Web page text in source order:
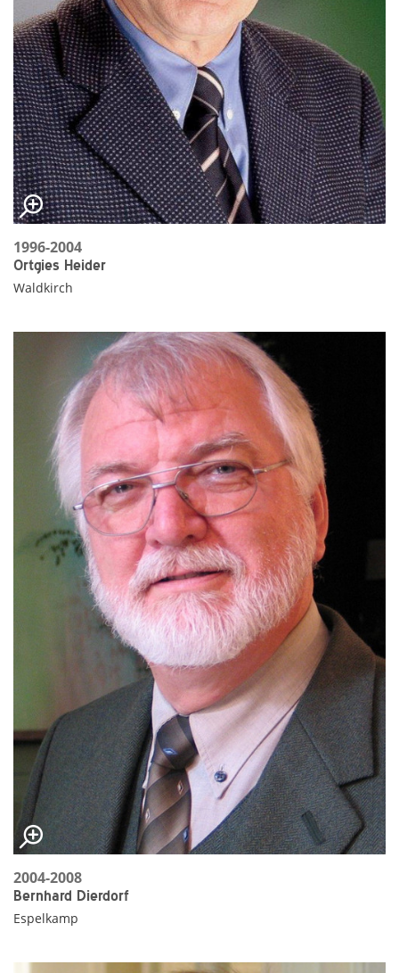
1996-2004
Ortgies Heider
Waldkirch
2004-2008
Bernhard Dierdorf
Espelkamp